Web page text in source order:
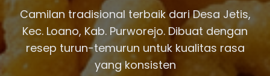
Camilan tradisional terbaik dari Desa Jetis,
Kec. Loano, Kab. Purworejo. Dibuat dengan
resep turun-temurun untuk kualitas rasa
yang konsisten